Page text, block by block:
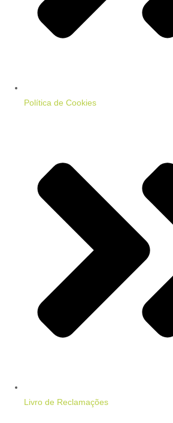
Política de Cookies
Livro de Reclamações